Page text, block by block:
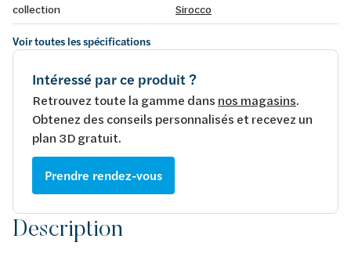
collection
Sirocco
Voir toutes les spécifications
Intéressé par ce produit ?
Retrouvez toute la gamme dans nos magasins.
Obtenez des conseils personnalisés et recevez un
plan 3D gratuit.
Prendre rendez-vous
Description